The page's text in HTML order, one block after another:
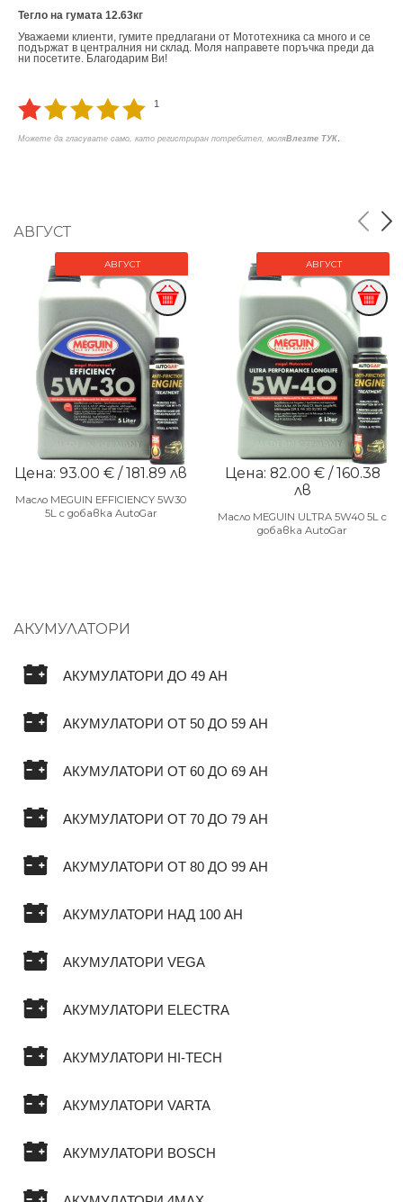
Тегло на гумата 12.63кг
Уважаеми клиенти, гумите предлагани от Мототехника са много и се
подържат в централния ни склад. Моля направете поръчка преди да
ни посетите. Благодарим Ви!
1
Можете да гласувате само, като регистриран потребител, моляВлезте ТУК
АВГУСТ
АВГУСТ
Цена: 93.00 € / 181.89 лв
Масло MEGUIN EFFICIENCY 5W30
5L с добавка AutoGar
АВГУСТ
Цена: 82.00 € / 160.38
лв
Масло MEGUIN ULTRA 5W40 5L с
добавка AutoGar
АКУМУЛАТОРИ
АКУМУЛАТОРИ ДО 49 AH
АКУМУЛАТОРИ ОТ 50 ДО 59 AH
АКУМУЛАТОРИ ОТ 60 ДО 69 AH
АКУМУЛАТОРИ ОТ 70 ДО 79 AH
АКУМУЛАТОРИ ОТ 80 ДО 99 AH
АКУМУЛАТОРИ НАД 100 AH
АКУМУЛАТОРИ VEGA
АКУМУЛАТОРИ ELECTRA
АКУМУЛАТОРИ HI-TECH
АКУМУЛАТОРИ VARTA
АКУМУЛАТОРИ BOSCH